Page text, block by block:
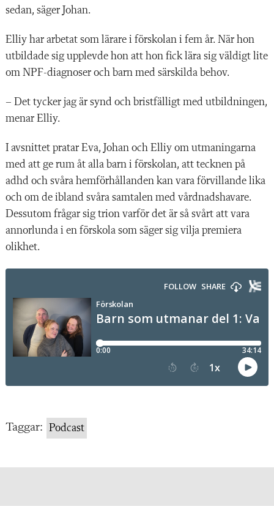
sedan, säger Johan.
Elliy har arbetat som lärare i förskolan i fem år. När hon
utbildade sig upplevde hon att hon fick lära sig väldigt lite
om NPF-diagnoser och barn med särskilda behov.
– Det tycker jag är synd och bristfälligt med utbildningen,
menar Elliy.
I avsnittet pratar Eva, Johan och Elliy om utmaningarna
med att ge rum åt alla barn i förskolan, att tecknen på
adhd och svåra hemförhållanden kan vara förvillande lika
och om de ibland svåra samtalen med vårdnadshavare.
Dessutom frågar sig trion varför det är så svårt att vara
annorlunda i en förskola som säger sig vilja premiera
olikhet.
Taggar: Podcast